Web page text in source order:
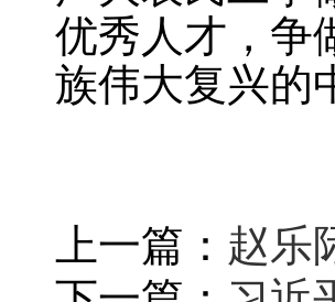
优秀人才，争
族伟大复兴的
上一篇： 赵乐